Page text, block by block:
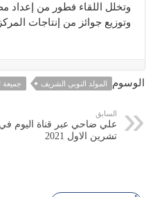
وتخلل اللقاء فطور من
وتوزيع جوائز من إنتاجات
الوسوم المولد النوبي الشريف جميعة
السابق
تشرين الاول 2021